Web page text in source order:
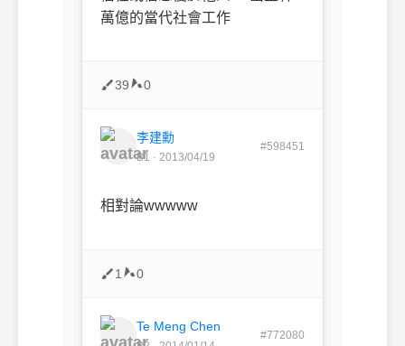
萬億的當代社會工作
39 0
李建勳
B1 · 2013/04/19
#598451
相對論wwwww
1 0
Te Meng Chen
#772080